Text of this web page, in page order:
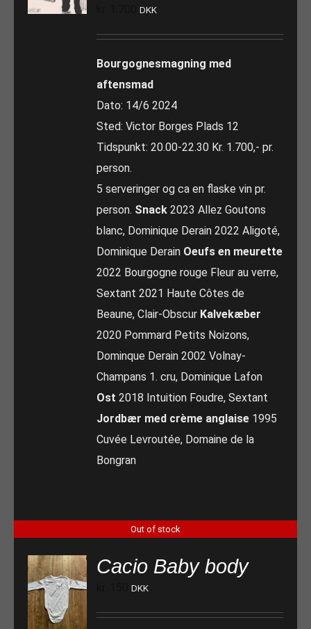
DKK
Bourgognesmagning med
aftensmad
Dato: 14/6 2024
Sted: Victor Borges Plads 12
Tidspunkt: 20.00-22.30 Kr. 1.700,- pr.
person.
5 serveringer og ca en flaske vin pr.
person. Snack 2023 Allez Goutons
blanc, Dominique Derain 2022 Aligoté,
Dominique Derain Oeufs en meurette
2022 Bourgogne rouge Fleur au verre,
Sextant 2021 Haute Côtes de
Beaune, Clair-Obscur Kalvekæber
2020 Pommard Petits Noizons,
Dominque Derain 2002 Volnay-
Champans 1. cru, Dominique Lafon
Ost 2018 Intuition Foudre, Sextant
Jordbær med crème anglaise 1995
Cuvée Levroutée, Domaine de la
Bongran
Out of stock
Cacio Baby body
DKK